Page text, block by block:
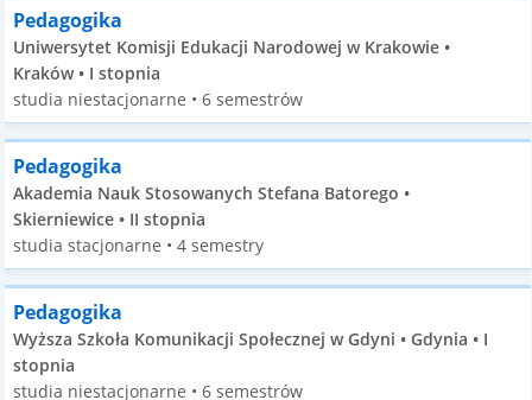
Pedagogika
Uniwersytet Komisji Edukacji Narodowej w Krakowie •
Kraków • I stopnia
studia niestacjonarne • 6 semestrów
Pedagogika
Akademia Nauk Stosowanych Stefana Batorego •
Skierniewice • II stopnia
studia stacjonarne • 4 semestry
Pedagogika
Wyższa Szkoła Komunikacji Społecznej w Gdyni • Gdynia • I
stopnia
studia niestacjonarne • 6 semestrów